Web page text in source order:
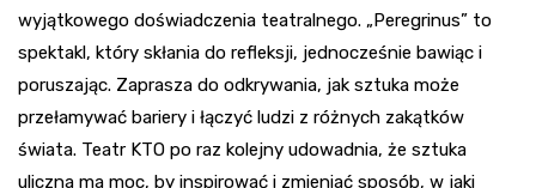
wyjątkowego doświadczenia teatralnego. „Peregrinus” to
spektakl, który skłania do refleksji, jednocześnie bawiąc i
poruszając. Zaprasza do odkrywania, jak sztuka może
przełamywać bariery i łączyć ludzi z różnych zakątków
świata. Teatr KTO po raz kolejny udowadnia, że sztuka
uliczna ma moc, by inspirować i zmieniać sposób, w jaki